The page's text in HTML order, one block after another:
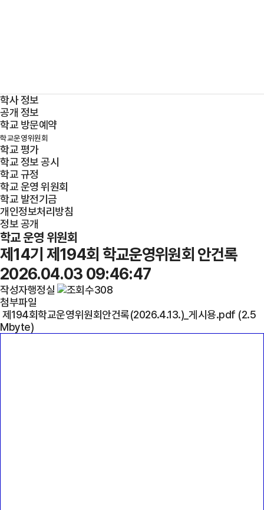
학사 정보
공개 정보
학교 방문예약
학교운영위원회
학교 평가
학교 정보 공시
학교 규정
학교 운영 위원회
학교 발전기금
개인정보처리방침
정보 공개
학교 운영 위원회
제14기 제194회 학교운영위원회 안건록
2026.04.03 09:46:47
작성자행정실
308
첨부파일
제194회학교운영위원회안건록(2026.4.13.)_게시용.pdf (2.5
Mbyte)